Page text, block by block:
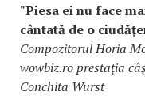
"Piesa ei nu face
cântată de o
Compozitorul Horia
wowbiz.ro prestaţia
Conchita Wurst